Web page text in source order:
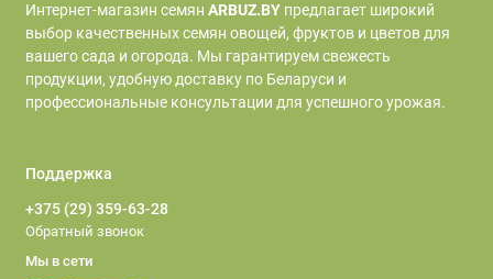
Интернет‑магазин семян ARBUZ.BYпредлагает широкий
выбор качественных семян овощей, фруктов и цветов для
вашего сада и огорода. Мы гарантируем свежесть
продукции, удобную доставку по Беларуси и
профессиональные консультации для успешного урожая.
Поддержка
+375 (29) 359-63-28
Обратный звонок
Мы в сети